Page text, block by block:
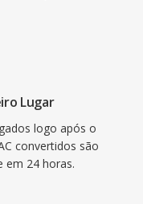
Lugar
logo após o
convertidos são
em 24 horas.